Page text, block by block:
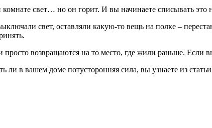
свет… но он горит. И вы начинаете списывать это
свет, оставляли какую-то вещь на полке –
возвращаются на то место, где жили раньше. Если
ли в вашем доме потусторонняя сила, вы узнаете из